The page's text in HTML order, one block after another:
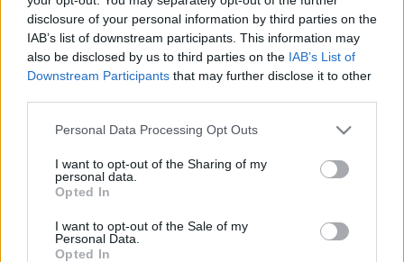
disclosure of your personal information by third parties on the
IAB’s list of downstream participants. This information may
also be disclosed by us to third parties on the IAB’s List of
Downstream Participants that may further disclose it to other
Please note that this website/app uses one or more Google
not limited to your visit or usage behaviour. You may click to
grant or deny consent to Google and its third-party tags to
use your data for below specified purposes in below Google
consent section.
Personal Data Processing Opt Outs
I want to opt-out of the Sharing of my
personal data.
Opted In
I want to opt-out of the Sale of my
Personal Data.
Opted In
szórványosan jelentkezett szólólemezekkel,
alkalmanként még a Piramis is összeállt. Mint
interjúnkban is mondja, ez utóbbiból nem lesz több,
de amellett,…